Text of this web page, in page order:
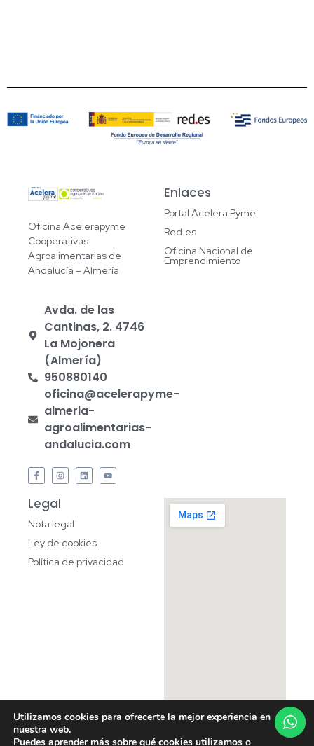
Oficina Acelerapyme
Cooperativas
Agroalimentarias de
Andalucía – Almería
Avda. de las
Cantinas, 2. 4746
La Mojonera
(Almería)
950880140
oficina@acelerapyme-
almeria-
agroalimentarias-
andalucia.com
Enlaces
Portal Acelera Pyme
Red.es
Oficina Nacional de
Emprendimiento
Legal
Nota legal
Ley de cookies
Política de privacidad
Utilizamos cookies para ofrecerte la mejor experiencia en
nuestra web.
Puedes aprender más sobre qué cookies utilizamos o